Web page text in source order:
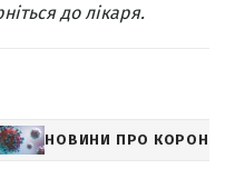
до лікаря.
НОВИНИ ПРО